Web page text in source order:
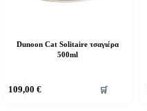
Dunoon Cat Solitaire τσαγιέρα
500ml
109,00€ 🛒